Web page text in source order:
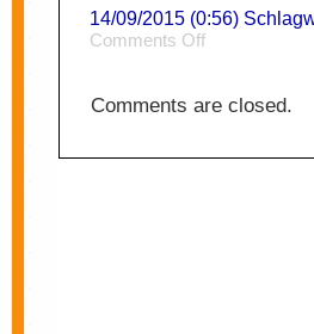
14/09/2015 (0:56)
Comments Offon
Comments are closed.